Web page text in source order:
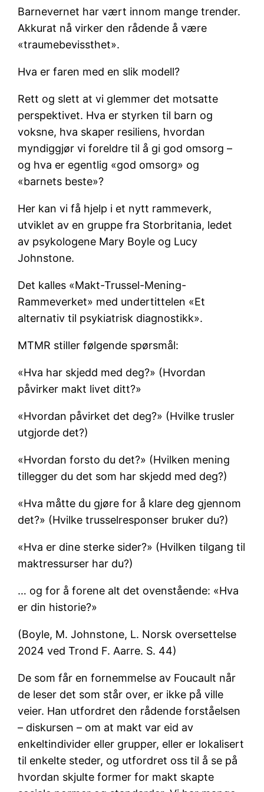
Barnevernet har vært innom mange trender.
Akkurat nå virker den rådende å være
«traumebevissthet».
Hva er faren med en slik modell?
Rett og slett at vi glemmer det motsatte
perspektivet. Hva er styrken til barn og
voksne, hva skaper resiliens, hvordan
myndiggjør vi foreldre til å gi god omsorg –
og hva er egentlig «god omsorg» og
«barnets beste»?
Her kan vi få hjelp i et nytt rammeverk,
utviklet av en gruppe fra Storbritania, ledet
av psykologene Mary Boyle og Lucy
Johnstone.
Det kalles «Makt-Trussel-Mening-
Rammeverket» med undertittelen «Et
alternativ til psykiatrisk diagnostikk».
MTMR stiller følgende spørsmål:
«Hva har skjedd med deg?» (Hvordan
påvirker makt livet ditt?»
«Hvordan påvirket det deg?» (Hvilke trusler
utgjorde det?)
«Hvordan forsto du det?» (Hvilken mening
tillegger du det som har skjedd med deg?)
«Hva måtte du gjøre for å klare deg gjennom
det?» (Hvilke trusselresponser bruker du?)
«Hva er dine sterke sider?» (Hvilken tilgang til
maktressurser har du?)
… og for å forene alt det ovenstående: «Hva
er din historie?»
(Boyle, M. Johnstone, L. Norsk oversettelse
2024 ved Trond F. Aarre. S. 44)
De som får en fornemmelse av Foucault når
de leser det som står over, er ikke på ville
veier. Han utfordret den rådende forståelsen
– diskursen – om at makt var eid av
enkeltindivider eller grupper, eller er lokalisert
til enkelte steder, og utfordret oss til å se på
hvordan skjulte former for makt skapte